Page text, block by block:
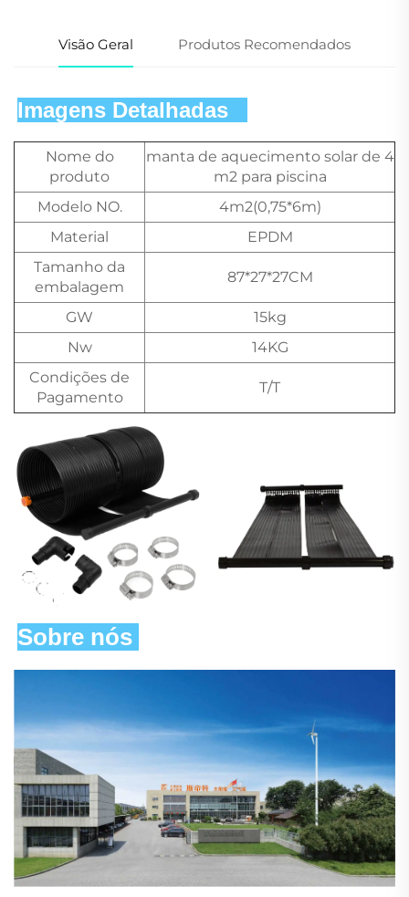
Visão Geral Produtos Recomendados
Imagens Detalhadas
Nome do
produto
manta de aquecimento solar de 4
m2 para piscina
Modelo NO.
4m2(0,75*6m)
Material
EPDM
Tamanho da
embalagem
87*27*27CM
GW
15kg
Nw
14KG
Condições de
Pagamento
T/T
Sobre nós